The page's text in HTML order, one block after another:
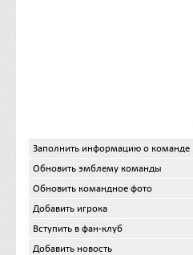
Заполнить информацию о команде
Обновить эмблему команды
Обновить командное фото
Добавить игрока
Вступить в фан-клуб
Добавить новость